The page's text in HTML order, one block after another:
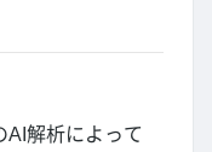
AI解析によって